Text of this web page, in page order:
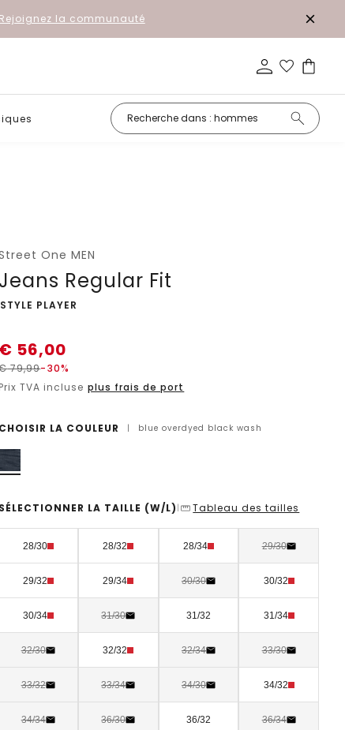
la communauté
Promotion
One MEN
Jeans Regular Fit
-
STYLE PLAYER
€ 56,00
79,99-30%
Prix TVA incluse plus frais de port
CHOISIR LA COULEUR | blue overdyed black wash
SÉLECTIONNER LA TAILLE (W/L) | Tableau des tailles
28/30 28/32 28/34 29/30
29/32 29/34 30/30 30/32
30/34 31/30 31/32 31/34
32/30 32/32 32/34 33/30
33/32 33/34 34/30 34/32
34/34 36/30 36/32 36/34